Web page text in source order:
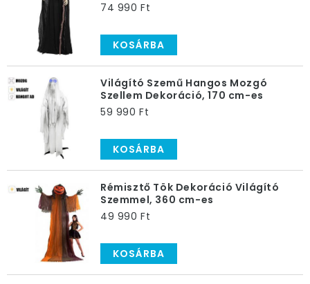
74 990 Ft
KOSÁRBA
Világító Szemű Hangos Mozgó
Szellem Dekoráció, 170 cm-es
59 990 Ft
KOSÁRBA
Rémisztő Tök Dekoráció Világító
Szemmel, 360 cm-es
49 990 Ft
KOSÁRBA